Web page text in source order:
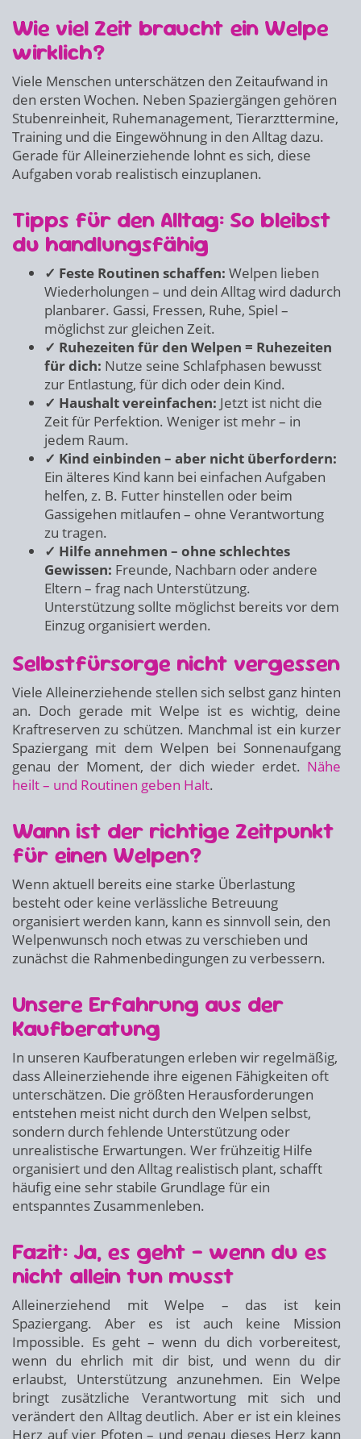
Wie viel Zeit braucht ein Welpe
wirklich?
Viele Menschen unterschätzen den Zeitaufwand in
den ersten Wochen. Neben Spaziergängen gehören
Stubenreinheit, Ruhemanagement, Tierarzttermine,
Training und die Eingewöhnung in den Alltag dazu.
Gerade für Alleinerziehende lohnt es sich, diese
Aufgaben vorab realistisch einzuplanen.
Tipps für den Alltag: So bleibst
du handlungsfähig
✓ Feste Routinen schaffen: Welpen lieben
Wiederholungen – und dein Alltag wird dadurch
planbarer. Gassi, Fressen, Ruhe, Spiel –
möglichst zur gleichen Zeit.
✓ Ruhezeiten für den Welpen = Ruhezeiten
für dich: Nutze seine Schlafphasen bewusst
zur Entlastung, für dich oder dein Kind.
✓ Haushalt vereinfachen: Jetzt ist nicht die
Zeit für Perfektion. Weniger ist mehr – in
jedem Raum.
✓ Kind einbinden – aber nicht überfordern:
Ein älteres Kind kann bei einfachen Aufgaben
helfen, z. B. Futter hinstellen oder beim
Gassigehen mitlaufen – ohne Verantwortung
zu tragen.
✓ Hilfe annehmen – ohne schlechtes
Gewissen: Freunde, Nachbarn oder andere
Eltern – frag nach Unterstützung.
Unterstützung sollte möglichst bereits vor dem
Einzug organisiert werden.
Selbstfürsorge nicht vergessen
Viele Alleinerziehende stellen sich selbst ganz hinten
an. Doch gerade mit Welpe ist es wichtig, deine
Kraftreserven zu schützen. Manchmal ist ein kurzer
Spaziergang mit dem Welpen bei Sonnenaufgang
genau der Moment, der dich wieder erdet. Nähe
heilt – und Routinen geben Halt.
Wann ist der richtige Zeitpunkt
für einen Welpen?
Wenn aktuell bereits eine starke Überlastung
besteht oder keine verlässliche Betreuung
organisiert werden kann, kann es sinnvoll sein, den
Welpenwunsch noch etwas zu verschieben und
zunächst die Rahmenbedingungen zu verbessern.
Unsere Erfahrung aus der
Kaufberatung
In unseren Kaufberatungen erleben wir regelmäßig,
dass Alleinerziehende ihre eigenen Fähigkeiten oft
unterschätzen. Die größten Herausforderungen
entstehen meist nicht durch den Welpen selbst,
sondern durch fehlende Unterstützung oder
unrealistische Erwartungen. Wer frühzeitig Hilfe
organisiert und den Alltag realistisch plant, schafft
häufig eine sehr stabile Grundlage für ein
entspanntes Zusammenleben.
Fazit: Ja, es geht – wenn du es
nicht allein tun musst
Alleinerziehend mit Welpe – das ist kein
Spaziergang. Aber es ist auch keine Mission
Impossible. Es geht – wenn du dich vorbereitest,
wenn du ehrlich mit dir bist, und wenn du dir
erlaubst, Unterstützung anzunehmen. Ein Welpe
bringt zusätzliche Verantwortung mit sich und
verändert den Alltag deutlich. Aber er ist ein kleines
Herz auf vier Pfoten – und genau dieses Herz kann